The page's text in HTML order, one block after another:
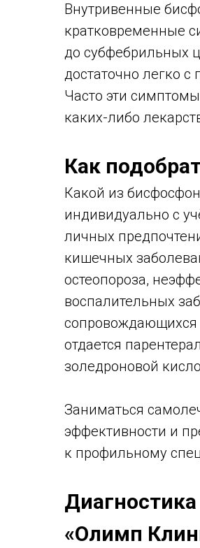
Внутривенные
кратковременные
до субфебрильных
достаточно легко
Часто эти
каких-либо
Как
Какой из
индивидуально с
личных
кишечных
остеопороза,
воспалительных
сопровождающихся
отдается
золедроновой
Заниматься
эффективности и
к профильному
«Олимп